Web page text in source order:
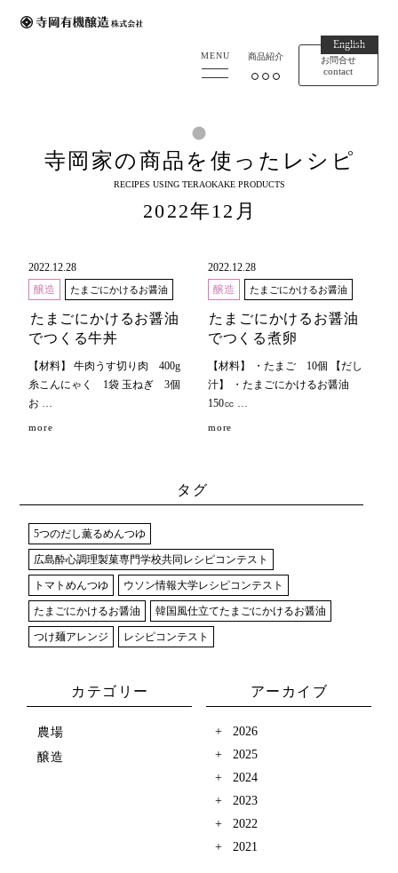
English
寺岡有機醸造
MENU 商品紹介 お問合せ
contact
寺岡家の商品を使ったレシピ
RECIPES USING TERAOKAKE PRODUCTS
2022年12月
2022.12.28
醸造
たまごにかけるお醤油
たまごにかけるお醤油
でつくる牛丼
【材料】 牛肉うす切り肉 400g
糸こんにゃく 1袋 玉ねぎ 3個
お …
more
2022.12.28
醸造
たまごにかけるお醤油
たまごにかけるお醤油
でつくる煮卵
【材料】 ・たまご 10個 【だし
汁】 ・たまごにかけるお醤油
150㏄ …
more
カテゴリー
農場
醸造
タグ
5つのだし薫るめんつゆ
広島酔心調理製菓専門学校共同レシピコンテスト
トマトめんつゆ ウソン情報大学レシピコンテスト
たまごにかけるお醤油 韓国風仕立てたまごにかけるお醤油
つけ麺アレンジ レシピコンテスト
アーカイブ
2026
2025
2024
2023
2022
2021